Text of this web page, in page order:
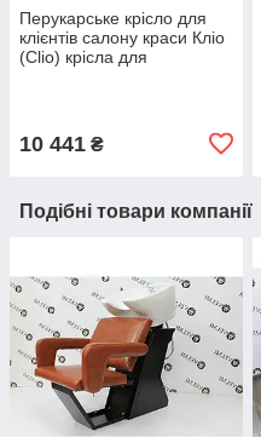
Перукарське крісло для
клієнтів салону краси Кліо
(Сlio) крісла для
10 441 ₴
Подібні товари компанії